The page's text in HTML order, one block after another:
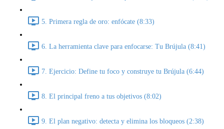
5. Primera regla de oro: enfócate (8:33)
6. La herramienta clave para enfocarse: Tu Brújula (8:41)
7. Ejercicio: Define tu foco y construye tu Brújula (6:44)
8. El principal freno a tus objetivos (8:02)
9. El plan negativo: detecta y elimina los bloqueos (2:38)